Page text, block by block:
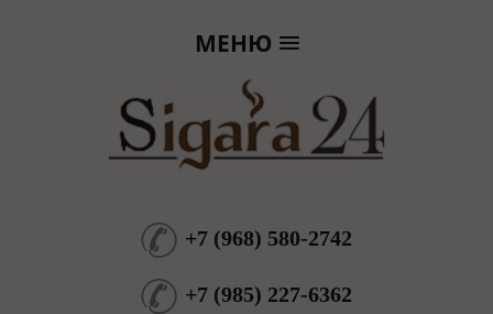
МЕНЮ
+7 (968) 580-2742
+7 (985) 227-6362